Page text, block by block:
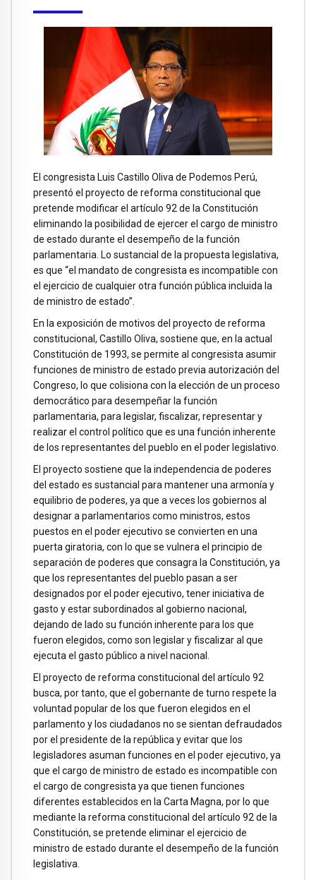
El congresista Luis Castillo Oliva de Podemos Perú,
presentó el proyecto de reforma constitucional que
pretende modificar el artículo 92 de la Constitución
eliminando la posibilidad de ejercer el cargo de ministro
de estado durante el desempeño de la función
parlamentaria. Lo sustancial de la propuesta legislativa,
es que “el mandato de congresista es incompatible con
el ejercicio de cualquier otra función pública incluida la
de ministro de estado”.
En la exposición de motivos del proyecto de reforma
constitucional, Castillo Oliva, sostiene que, en la actual
Constitución de 1993, se permite al congresista asumir
funciones de ministro de estado previa autorización del
Congreso, lo que colisiona con la elección de un proceso
democrático para desempeñar la función
parlamentaria, para legislar, fiscalizar, representar y
realizar el control político que es una función inherente
de los representantes del pueblo en el poder legislativo.
El proyecto sostiene que la independencia de poderes
del estado es sustancial para mantener una armonía y
equilibrio de poderes, ya que a veces los gobiernos al
designar a parlamentarios como ministros, estos
puestos en el poder ejecutivo se convierten en una
puerta giratoria, con lo que se vulnera el principio de
separación de poderes que consagra la Constitución, ya
que los representantes del pueblo pasan a ser
designados por el poder ejecutivo, tener iniciativa de
gasto y estar subordinados al gobierno nacional,
dejando de lado su función inherente para los que
fueron elegidos, como son legislar y fiscalizar al que
ejecuta el gasto público a nivel nacional.
El proyecto de reforma constitucional del artículo 92
busca, por tanto, que el gobernante de turno respete la
voluntad popular de los que fueron elegidos en el
parlamento y los ciudadanos no se sientan defraudados
por el presidente de la república y evitar que los
legisladores asuman funciones en el poder ejecutivo, ya
que el cargo de ministro de estado es incompatible con
el cargo de congresista ya que tienen funciones
diferentes establecidos en la Carta Magna, por lo que
mediante la reforma constitucional del artículo 92 de la
Constitución, se pretende eliminar el ejercicio de
ministro de estado durante el desempeño de la función
legislativa.